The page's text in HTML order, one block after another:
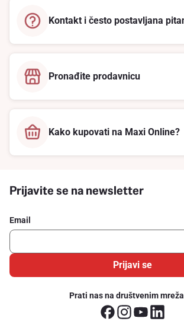
Kontakt i često postavljana
Pronađite prodavnicu
Kako kupovati na Maxi Online?
Prijavite se na newsletter
Email
Prijavi se
Prati nas na društvenim